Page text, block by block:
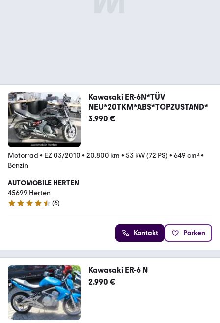
Kawasaki ER-6N*TÜV
NEU*20TKM*ABS*TOPZUSTAND*
3.990 €
Motorrad • EZ 03/2010 • 20.800 km • 53 kW (72 PS) • 649 cm³•
Benzin
AUTOMOBILE HERTEN
45699 Herten
4.6 Sterne
(6)
Kontakt Parken
Kawasaki ER-6 N
2.990 €